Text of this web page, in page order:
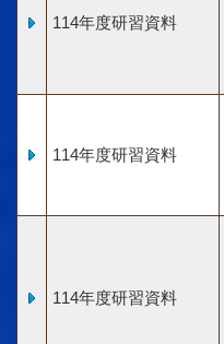
114年度研習資料
114年度研習資料
114年度研習資料